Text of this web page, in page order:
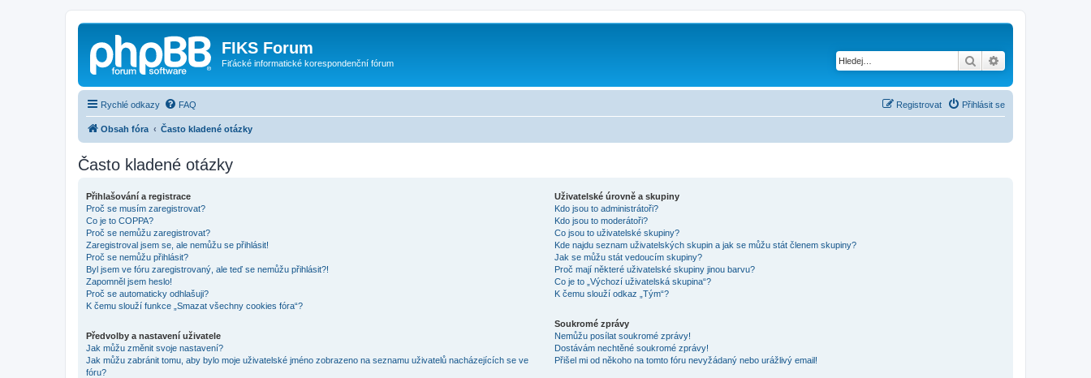
FIKS Forum
Fiťácké informatické korespondenční fórum Hledat
Rychlé odkazy FAQ Přihlásit se
Registrovat
Obsah fóra Často kladené otázky
Často kladené otázky
Přihlašování a registrace
Proč se musím zaregistrovat?
Co je to COPPA?
Proč se nemůžu zaregistrovat?
Zaregistroval jsem se, ale nemůžu se přihlásit!
Proč se nemůžu přihlásit?
Byl jsem ve fóru zaregistrovaný, ale teď se nemůžu přihlásit?!
Zapomněl jsem heslo!
Proč se automaticky odhlašuji?
K čemu slouží funkce „Smazat všechny cookies fóra“?
Předvolby a nastavení uživatele
Jak můžu změnit svoje nastavení?
Jak můžu zabránit tomu, aby bylo moje uživatelské jméno zobrazeno na seznamu uživatelů nacházejících se ve
fóru?
Uživatelské úrovně a skupiny
Kdo jsou to administrátoři?
Kdo jsou to moderátoři?
Co jsou to uživatelské skupiny?
Kde najdu seznam uživatelských skupin a jak se můžu stát členem skupiny?
Jak se můžu stát vedoucím skupiny?
Proč mají některé uživatelské skupiny jinou barvu?
Co je to „Výchozí uživatelská skupina“?
K čemu slouží odkaz „Tým“?
Soukromé zprávy
Nemůžu posílat soukromé zprávy!
Dostávám nechtěné soukromé zprávy!
Přišel mi od někoho na tomto fóru nevyžádaný nebo urážlivý email!